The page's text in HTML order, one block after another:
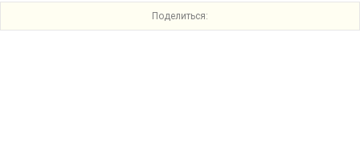
Поделиться: